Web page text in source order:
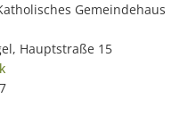
Gemeindehaus
Hauptstraße 15